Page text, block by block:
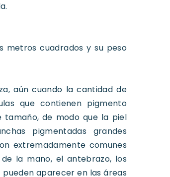
metros cuadrados y su peso
aún cuando la cantidad de
que contienen pigmento
tamaño, de modo que la piel
pigmentadas grandes
extremadamente comunes
la mano, el antebrazo, los
aparecer en las áreas